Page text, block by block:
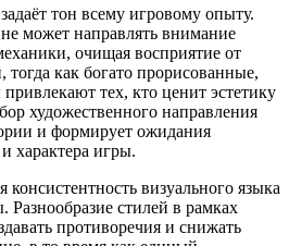
тон всему игровому опыту.
может направлять внимание
очищая восприятие от
как богато прорисованные,
тех, кто ценит эстетику
художественного направления
и формирует ожидания
характера игры.
визуального языка
стилей в рамках
противоречия и снижать